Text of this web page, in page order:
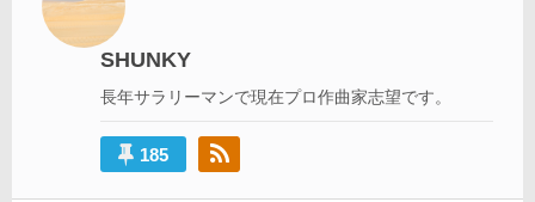
ー
シ
SHUNKY
長年サラリーマンで現在プロ作曲家志望です。
185